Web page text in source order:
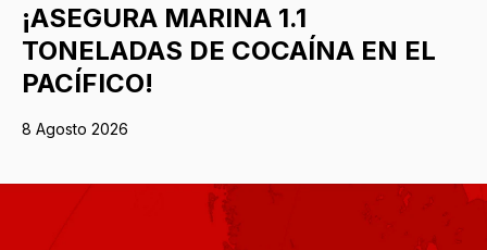
¡ASEGURA MARINA 1.1
TONELADAS DE COCAÍNA EN EL
PACÍFICO!
8 Agosto 2026